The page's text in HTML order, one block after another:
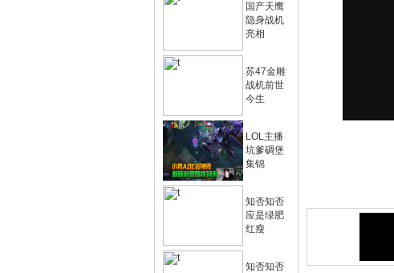
国产天鹰
隐身战机
亮相
苏47金雕
战机前世
今生
LOL主播
坑爹碉堡
集锦
知否知否
应是绿肥
红瘦
知否知否